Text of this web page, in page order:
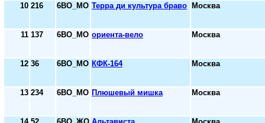
10 216 6ВО_МО Терра ди культура браво Москва
11 137 6ВО_МО ориента-вело Москва
12 36 6ВО_МО КФК-164 Москва
13 234 6ВО_МО Плюшевый мишка Москва